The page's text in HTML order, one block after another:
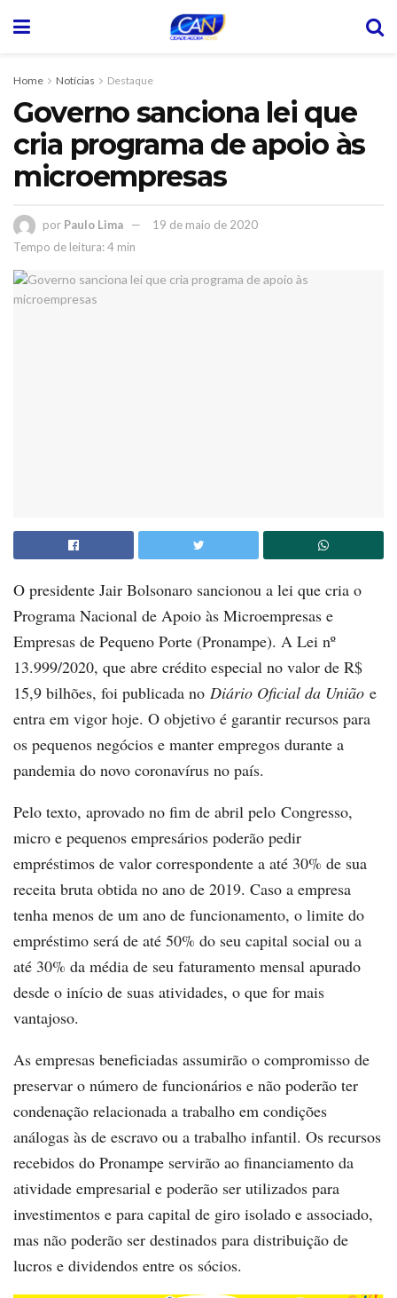
Home Notícias Destaque
Governo sanciona lei que
cria programa de apoio às
microempresas
por Paulo Lima
19 de maio de 2020
Tempo de leitura: 4 min
O presidente Jair Bolsonaro sancionou a lei que cria o
Programa Nacional de Apoio às Microempresas e
Empresas de Pequeno Porte (Pronampe). A Lei nº
13.999/2020, que abre crédito especial no valor de R$
15,9 bilhões, foi publicada no Diário Oficial da União e
entra em vigor hoje. O objetivo é garantir recursos para
os pequenos negócios e manter empregos durante a
pandemia do novo coronavírus no país.
Pelo texto, aprovado no fim de abril pelo Congresso,
micro e pequenos empresários poderão pedir
empréstimos de valor correspondente a até 30% de sua
receita bruta obtida no ano de 2019. Caso a empresa
tenha menos de um ano de funcionamento, o limite do
empréstimo será de até 50% do seu capital social ou a
até 30% da média de seu faturamento mensal apurado
desde o início de suas atividades, o que for mais
vantajoso.
As empresas beneficiadas assumirão o compromisso de
preservar o número de funcionários e não poderão ter
condenação relacionada a trabalho em condições
análogas às de escravo ou a trabalho infantil. Os recursos
recebidos do Pronampe servirão ao financiamento da
atividade empresarial e poderão ser utilizados para
investimentos e para capital de giro isolado e associado,
mas não poderão ser destinados para distribuição de
lucros e dividendos entre os sócios.